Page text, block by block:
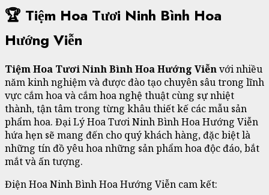
🏆 Tiệm Hoa Tươi Ninh Bình Hoa
Hướng Viễn
Tiệm Hoa Tươi Ninh Bình Hoa Hướng Viễnvới nhiều
năm kinh nghiệm và được đào tạo chuyên sâu trong lĩnh
vực cắm hoa và cắm hoa nghệ thuật cùng sự nhiệt
thành, tận tâm trong từng khâu thiết kế các mẫu sản
phẩm hoa. Đại Lý Hoa Tươi Ninh Bình Hoa Hướng Viễn
hứa hẹn sẽ mang đến cho quý khách hàng, đặc biệt là
những tín đồ yêu hoa những sản phẩm hoa độc đáo, bắt
mắt và ấn tượng.
Điện Hoa Ninh Bình Hoa Hướng Viễn cam kết: